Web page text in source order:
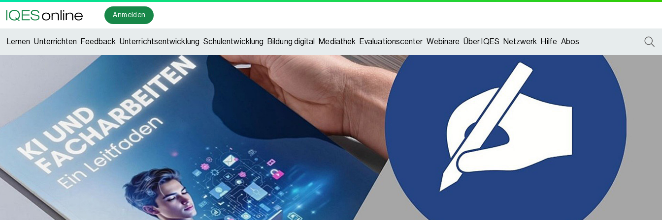
Anmelden
Lernen Unterrichten Feedback Unterrichtsentwicklung Schulentwicklung Bildung digital Mediathek Evaluationscenter Webinare Über IQES Netzwerk Hilfe Abos